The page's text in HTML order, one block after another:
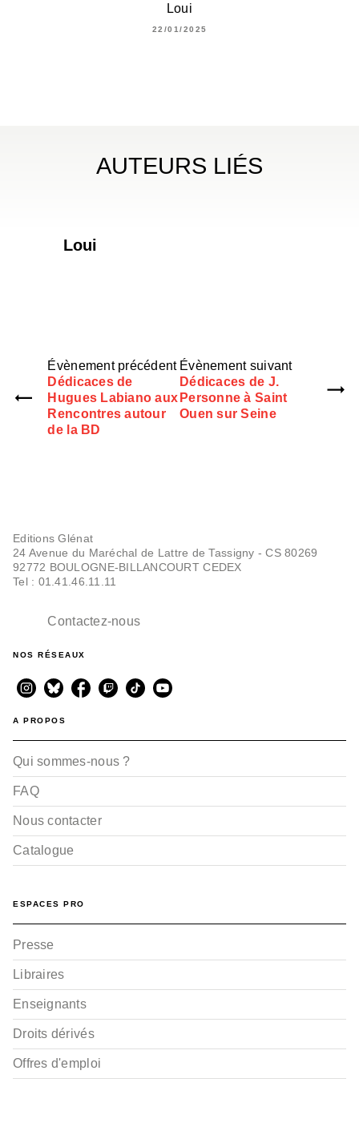
Loui
22/01/2025
AUTEURS LIÉS
Loui
Évènement précédent
Dédicaces de
Hugues Labiano aux
Rencontres autour
de la BD
Évènement suivant
Dédicaces de J.
Personne à Saint
Ouen sur Seine
Editions Glénat
24 Avenue du Maréchal de Lattre de Tassigny - CS 80269
92772 BOULOGNE-BILLANCOURT CEDEX
Tel : 01.41.46.11.11
Contactez-nous
NOS RÉSEAUX
A PROPOS
Qui sommes-nous ?
FAQ
Nous contacter
Catalogue
ESPACES PRO
Presse
Libraires
Enseignants
Droits dérivés
Offres d'emploi